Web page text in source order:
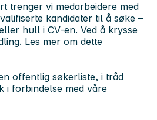
trenger vi medarbeidere med
kandidater til å søke –
hull i CV-en. Ved å krysse
Les mer om dette
offentlig søkerliste, i tråd
i forbindelse med våre